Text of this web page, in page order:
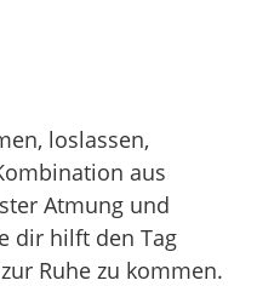
loslassen,
aus
Atmung und
dir hilft den Tag
Ruhe zu kommen.